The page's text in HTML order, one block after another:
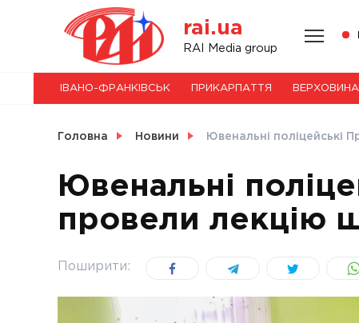
rai.ua
RAI Media group
НОВИНИ
СВІТ
УКРАЇНА
ІВАНО-ФРАНКІВСЬК ПРИКАРПАТТЯ ВЕРХОВИНА
Головна Новини Ювенальні поліцейські
Ювенальні
провели лекцію
Поширити: